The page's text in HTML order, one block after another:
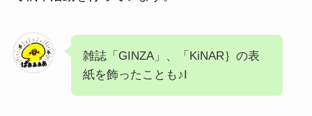
雑誌「GINZA」、「KiNAR｝の表
紙を飾ったことも♪I